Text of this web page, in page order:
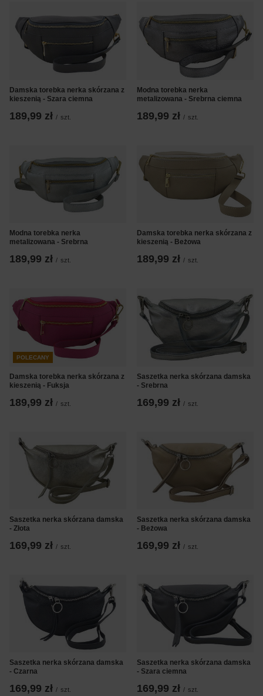
Damska torebka nerka skórzana z
kieszenią - Szara ciemna
189,99 zł / szt.
Modna torebka nerka
metalizowana - Srebrna ciemna
189,99 zł / szt.
Modna torebka nerka
metalizowana - Srebrna
189,99 zł / szt.
Damska torebka nerka skórzana z
kieszenią - Beżowa
189,99 zł / szt.
POLECANY
Damska torebka nerka skórzana z
kieszenią - Fuksja
189,99 zł / szt.
Saszetka nerka skórzana damska
- Srebrna
169,99 zł / szt.
Saszetka nerka skórzana damska
- Złota
169,99 zł / szt.
Saszetka nerka skórzana damska
- Beżowa
169,99 zł / szt.
Saszetka nerka skórzana damska
- Czarna
169,99 zł / szt.
Saszetka nerka skórzana damska
- Szara ciemna
169,99 zł / szt.